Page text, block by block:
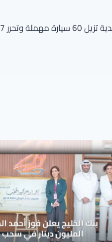
مهملة وتحرر 27 مخالفة في الفحيحيل